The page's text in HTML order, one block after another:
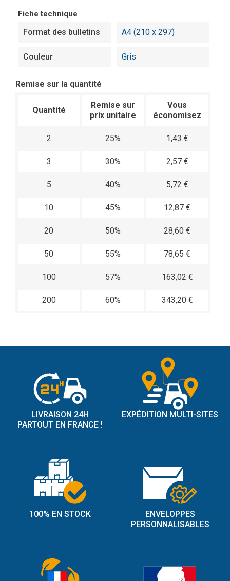
Fiche technique
Format des bulletins A4 (210 x 297)
Couleur Gris
Remise sur la quantité
Quantité
Remise sur
prix unitaire
Vous
économisez
2 25% 1,43 €
3 30% 2,57 €
5 40% 5,72 €
10 45% 12,87 €
20 50% 28,60 €
50 55% 78,65 €
100 57% 163,02 €
200 60% 343,20 €
LIVRAISON 24H
PARTOUT EN FRANCE !
EXPÉDITION MULTI-SITES
100% EN STOCK
ENVELOPPES
PERSONNALISABLES